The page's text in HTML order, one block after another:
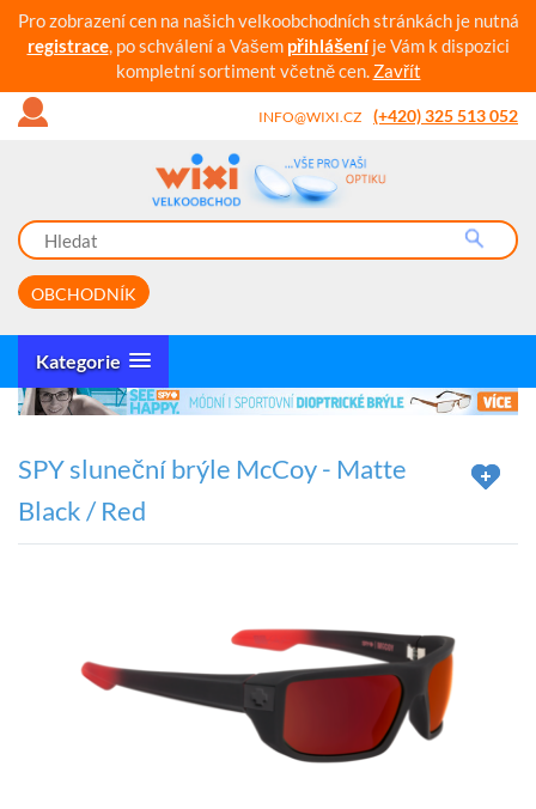
Pro zobrazení cen na našich velkoobchodních stránkách je nutná
registrace, po schválení a Vašem přihlášeníje Vám k dispozici
kompletní sortiment včetně cen. Zavřít
INFO@WIXI.CZ (+420) 325 513 052
OBCHODNÍK
Kategorie
SPY sluneční brýle McCoy - Matte
Black / Red